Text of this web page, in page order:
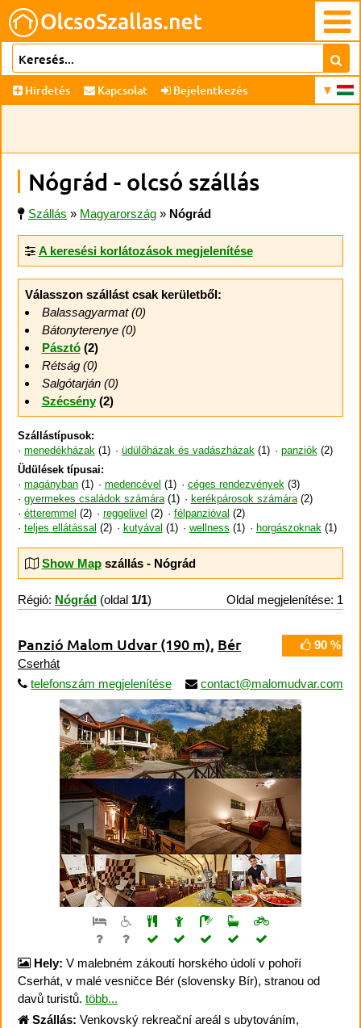
Hirdetés Kapcsolat Bejelentkezés
Nógrád - olcsó szállás
Szállás » Magyarország » Nógrád
A keresési korlátozások megjelenítése
Válasszon szállást csak kerületből:
Balassagyarmat (0)
Bátonyterenye (0)
Pásztó(2)
Rétság (0)
Salgótarján (0)
Szécsény(2)
Szállástípusok:
menedékházak(1) üdülőházak és vadászházak(1) panziók(2)
Üdülések típusai:
magányban(1) medencével (1) céges rendezvények(3)
gyermekes családok számára(1) kerékpárosok számára(2)
étteremmel (2) reggelivel (2) félpanzióval (2)
teljes ellátással (2) kutyával (1) wellness (1) horgászoknak(1)
Show Mapszállás - Nógrád
Régió: Nógrád (oldal 1/1) Oldal megjelenítése: 1
90 %
Panzió Malom Udvar (190 m), Bér
Cserhát
telefonszám megjelenítése
contact@malomudvar.com
Hely: V malebném zákoutí horského údolí v pohoří
Cserhát, v malé vesničce Bér (slovensky Bír), stranou od
davů turistů. több...
Szállás: Venkovský rekreační areál s ubytováním,